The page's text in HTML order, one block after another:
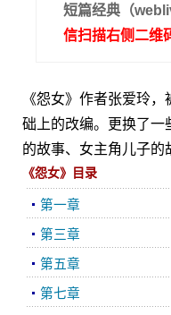
短篇经典（
信扫描右侧二维
《怨女》作者张爱玲
础上的改编。更换了一
的故事、女主角儿子
《怨女》目录
第一章
第三章
第五章
第七章